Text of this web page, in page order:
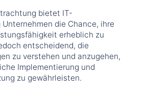
bietet IT-
die Chance, ihre
erheblich zu
entscheidend, die
zu verstehen und anzugehen,
Implementierung und
zu gewährleisten.